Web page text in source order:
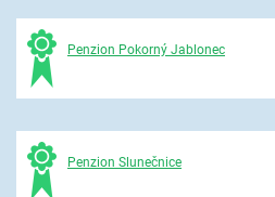
Penzion Pokorný Jablonec
Penzion Slunečnice